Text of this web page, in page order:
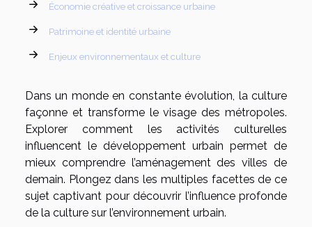
Économie créative et croissance urbaine
Patrimoine et identité urbaine
Enjeux environnementaux et culture
Dans un monde en constante évolution, la culture
façonne et transforme le visage des métropoles.
Explorer comment les activités culturelles
influencent le développement urbain permet de
mieux comprendre l’aménagement des villes de
demain. Plongez dans les multiples facettes de ce
sujet captivant pour découvrir l’influence profonde
de la culture sur l’environnement urbain.